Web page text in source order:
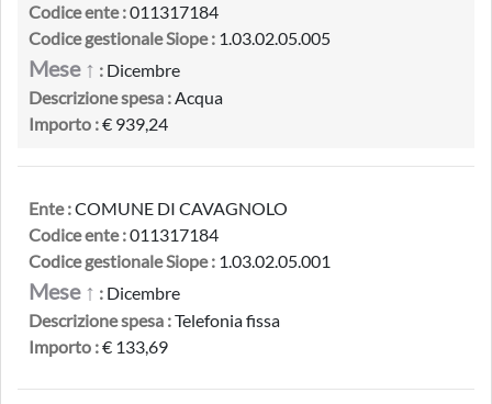
Codice ente :011317184
Codice gestionale Siope : 1.03.02.05.005
Mese ↑ : Dicembre
Descrizione spesa :Acqua
Importo :€ 939,24
Ente :COMUNE DI CAVAGNOLO
Codice ente :011317184
Codice gestionale Siope : 1.03.02.05.001
Mese ↑ : Dicembre
Descrizione spesa :Telefonia fissa
Importo :€ 133,69